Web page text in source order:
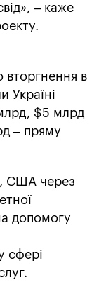
– каже
вторгнення в
Україні
$5 млрд
– пряму
США через
допомогу
сфері